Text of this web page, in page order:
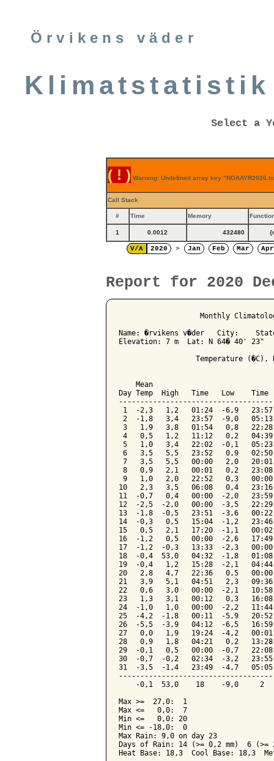
Örvikens väder
Klimatstatistik
Select a
( ! ) Warning: Undefined array key
Call Stack
# Time Memory
1 0.0012 432480
V/Λ 2020 > Jan Feb Mar Apr
Report for 2020
Monthly
Name: �rvikens v�der   City:
Elevation: 7 m  Lat: N 64� 40' 23"
Temperature (�C),
Mean
Day Temp  High   Time   Low
1  -2,3   1,2   01:24  -6,9
2  -1,8   3,4   23:57  -9,0
3   1,9   3,8   01:54   0,8
4   0,5   1,2   11:12   0,2
5   1,0   3,4   22:02  -0,1
6   3,5   5,5   23:52   0,9
7   3,5   5,5   00:00   2,0
8   0,9   2,1   00:01   0,2
9   1,0   2,0   22:52   0,3
10   2,3   3,5   06:08   0,4
11  -0,7   0,4   00:00  -2,0
12  -2,5  -2,0   00:00  -3,5
13  -1,8  -0,5   23:51  -3,6
14  -0,3   0,5   15:04  -1,2
15   0,5   2,1   17:20  -1,1
16  -1,2   0,5   00:00  -2,6
17  -1,2  -0,3   13:33  -2,3
18  -0,4  53,0   04:32  -1,8
19  -0,4   1,2   15:28  -2,1
20   2,8   4,7   22:36   0,5
21   3,9   5,1   04:51   2,3
22   0,6   3,0   00:00  -2,1
23   1,3   3,1   00:12   0,3
24  -1,0   1,0   00:00  -2,2
25  -4,2  -1,8   00:11  -5,9
26  -5,5  -3,9   04:12  -6,5
27   0,0   1,9   19:24  -4,2
28   0,9   1,8   04:21   0,2
29  -0,1   0,5   00:00  -0,7
30  -0,7  -0,2   02:34  -3,2
31  -3,5  -1,4   23:49  -4,7
-0,1  53,0    18    -9,0     2
Max >=  27,0:  1
Max <=   0,0:  7
Min <=   0,0: 20
Min <= -18,0:  0
Max Rain: 9,0 on day 23
Days of Rain: 14 (>= 0,2 mm)  6 (>=